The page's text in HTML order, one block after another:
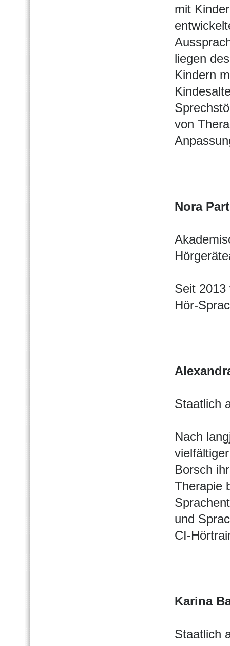
mit
liegen
Kindern
von
Nora
Seit
Hör-
Staatlich
Nach
Borsch
Therapie
und
CI-
Karina
Staatlich